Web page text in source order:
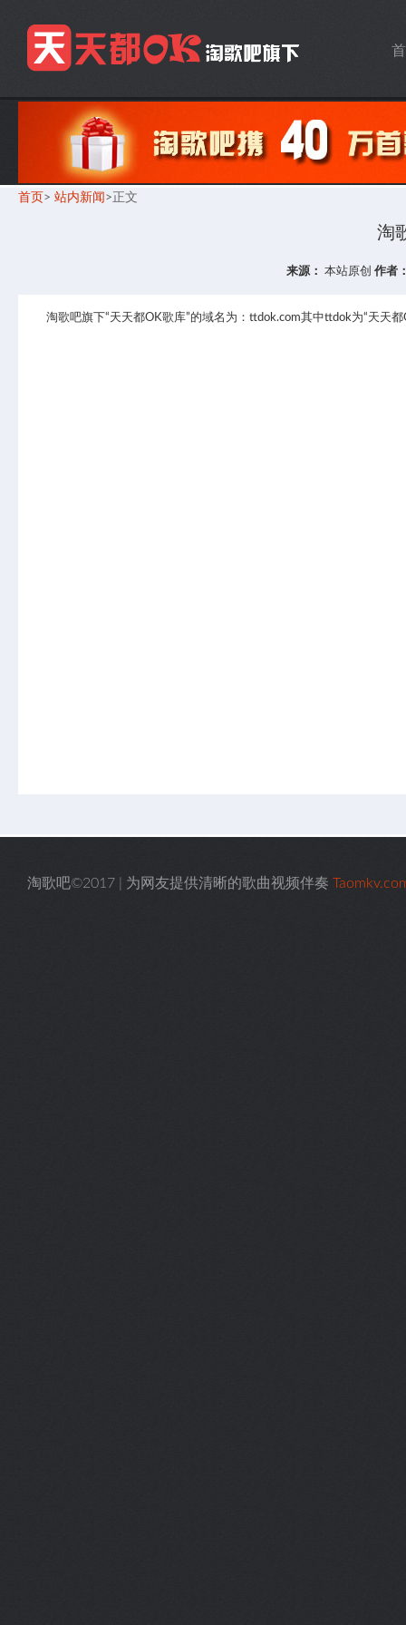
首页 > 站内新闻 >正文
淘
来源： 本站原创 作者
淘歌吧旗下“天天都OK歌库”的域名为：ttdok.com其中ttdok为“天天
淘歌吧©2017 | 为网友提供清晰的歌曲视频伴奏